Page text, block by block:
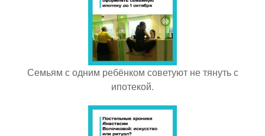
Семьям с одним ребёнком советуют не тянуть с
ипотекой.